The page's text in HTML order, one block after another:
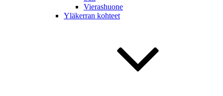
Vierashuone
Yläkerran kohteet